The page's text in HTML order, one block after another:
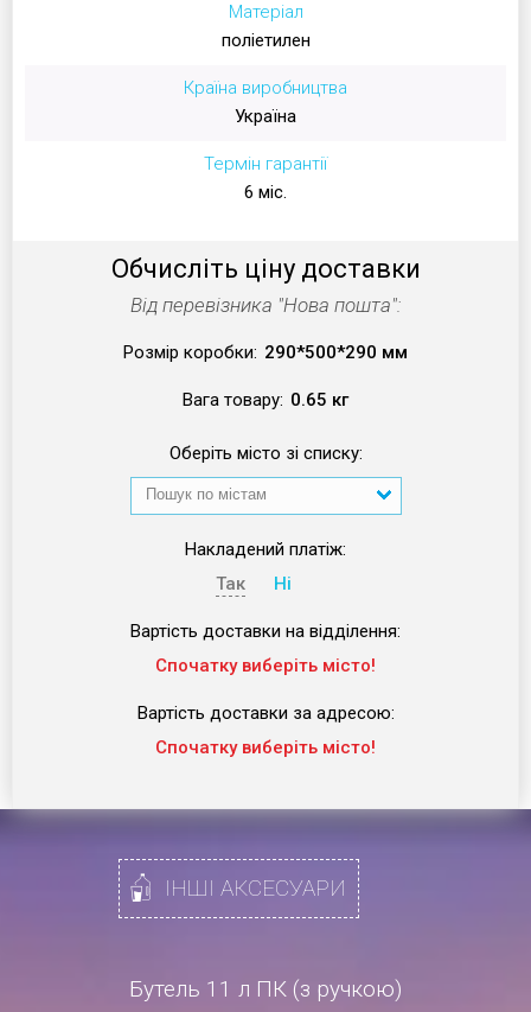
Матеріал
поліетилен
Країна виробництва
Україна
Термін гарантії
6 міс.
Обчисліть ціну доставки
Від перевізника "Нова пошта":
Розмір коробки: 290*500*290 мм
Вага товару: 0.65 кг
Оберіть місто зі списку:
Пошук по містам
Накладений платіж:
Так
Ні
Вартість доставки на відділення:
Спочатку виберіть місто!
Вартість доставки за адресою:
Спочатку виберіть місто!
ІНШІ АКСЕСУАРИ
Бутель 11 л ПК (з ручкою)